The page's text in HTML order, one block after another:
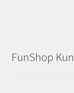
FunShop